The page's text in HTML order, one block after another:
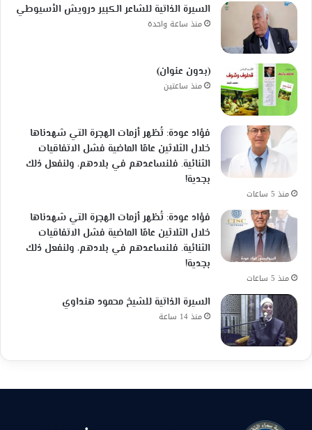
السيرة الذاتية للشاعر الكبير درويش الأسيوطي
منذ ساعة واحدة
(بدون عنوان)
منذ ساعتين
فؤاد عودة: تُظهر أزمات الهجرة التي شهدناها
خلال الثلاثين عامًا الماضية فشل الاتفاقيات
الثنائية. فلنساعدهم في بلادهم، ولنفعل ذلك
بجدية!
منذ 5 ساعات
فؤاد عودة: تُظهر أزمات الهجرة التي شهدناها
خلال الثلاثين عامًا الماضية فشل الاتفاقيات
الثنائية. فلنساعدهم في بلادهم، ولنفعل ذلك
بجدية!
منذ 5 ساعات
السيرة الذاتية للشيخ محمود هنداوي
منذ 14 ساعة